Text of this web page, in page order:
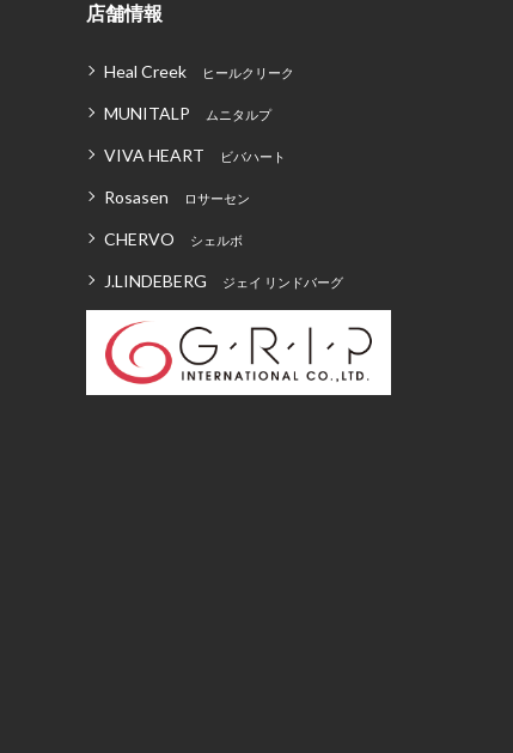
店舗情報
Heal Creek ヒールクリーク
MUNITALP ムニタルプ
VIVA HEART ビバハート
Rosasen ロサーセン
CHERVO シェルボ
J.LINDEBERG ジェイ リンドバーグ